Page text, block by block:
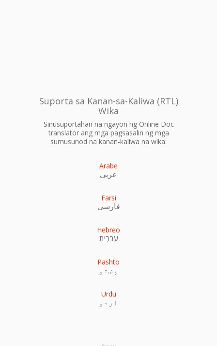
Suporta sa Kanan-sa-Kaliwa (RTL)
Wika
Sinusuportahan na ngayon ng Online Doc
translator ang mga pagsasalin ng mga
sumusunod na kanan-kaliwa na wika:
Arabe
عربى
Farsi
فارسی
Hebreo
עִברִית
Pashto
پښتو
Urdu
اردو